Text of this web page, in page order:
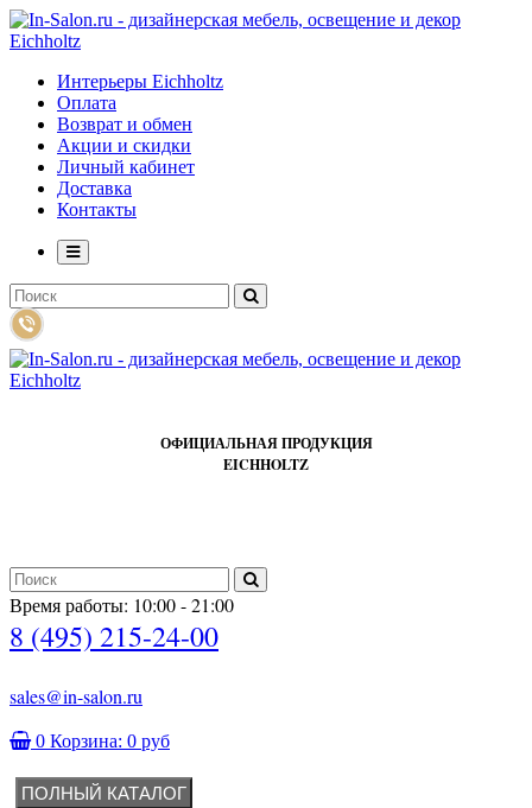
Интерьеры Eichholtz
Оплата
Возврат и обмен
Акции и скидки
Личный кабинет
Доставка
Контакты
ОФИЦИАЛЬНАЯ ПРОДУКЦИЯ
EICHHOLTZ
Время работы: 10:00 - 21:00
8 (495) 215-24-00
sales@in-salon.ru
0 Корзина: 0 руб
ПОЛНЫЙ КАТАЛОГ